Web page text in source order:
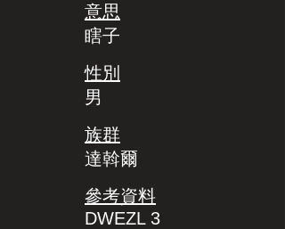
意思
瞎子
性別
男
族群
達斡爾
參考資料
DWEZL 3